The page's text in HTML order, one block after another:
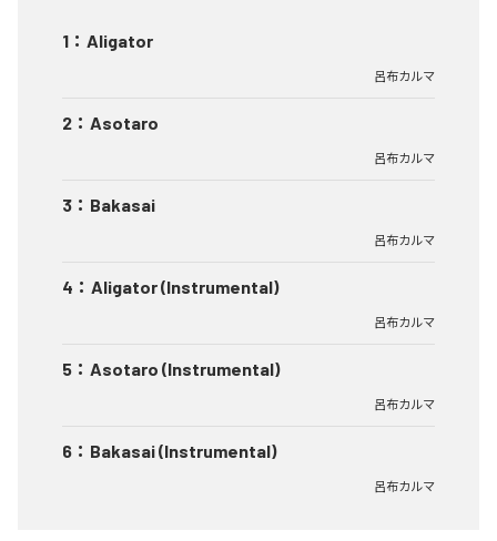
1 ： Aligator
呂布カルマ
2 ： Asotaro
呂布カルマ
3 ： Bakasai
呂布カルマ
4 ： Aligator (Instrumental)
呂布カルマ
5 ： Asotaro (Instrumental)
呂布カルマ
6 ： Bakasai (Instrumental)
呂布カルマ